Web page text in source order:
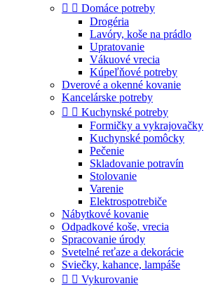
  Domáce potreby
Drogéria
Lavóry, koše na prádlo
Upratovanie
Vákuové vrecia
Kúpeľňové potreby
Dverové a okenné kovanie
Kancelárske potreby
  Kuchynské potreby
Formičky a vykrajovačky
Kuchynské pomôcky
Pečenie
Skladovanie potravín
Stolovanie
Varenie
Elektrospotrebiče
Nábytkové kovanie
Odpadkové koše, vrecia
Spracovanie úrody
Svetelné reťaze a dekorácie
Sviečky, kahance, lampáše
  Vykurovanie